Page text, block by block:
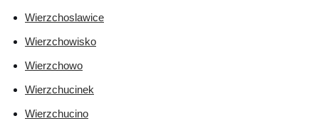
Wierzchoslawice
Wierzchowisko
Wierzchowo
Wierzchucinek
Wierzchucino